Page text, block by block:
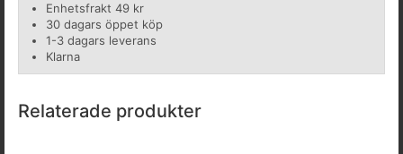
Enhetsfrakt 49 kr
30 dagars öppet köp
1-3 dagars leverans
Klarna
Relaterade produkter